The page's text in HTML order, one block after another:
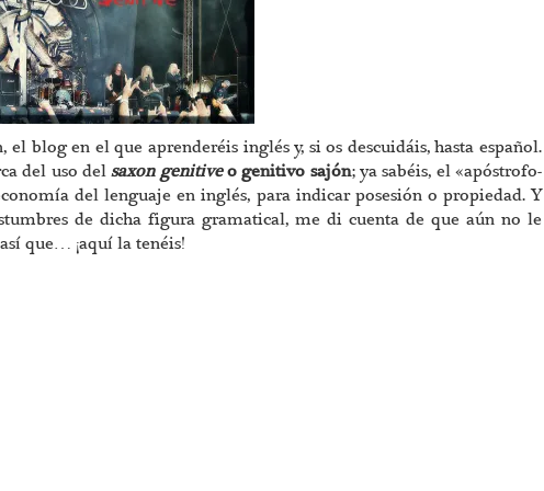
blog en el que aprenderéis inglés y, si os descuidáis, hasta español.
del uso delsaxon genitiveo genitivo sajón; ya sabéis, el «apóstrofo-
del lenguaje en inglés, para indicar posesión o propiedad. Y
de dicha figura gramatical, me di cuenta de que aún no le
que… ¡aquí la tenéis!